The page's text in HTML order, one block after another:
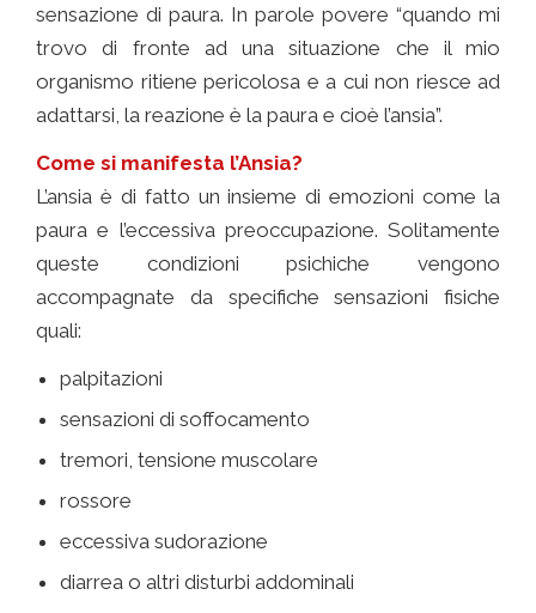
sensazione di paura. In parole povere “quando mi
trovo di fronte ad una situazione che il mio
organismo ritiene pericolosa e a cui non riesce ad
adattarsi, la reazione è la paura e cioè l’ansia”.
Come si manifesta l’Ansia?
L’ansia è di fatto un insieme di emozioni come la
paura e l’eccessiva preoccupazione. Solitamente
queste condizioni psichiche vengono
accompagnate da specifiche sensazioni fisiche
quali:
palpitazioni
sensazioni di soffocamento
tremori, tensione muscolare
rossore
eccessiva sudorazione
diarrea o altri disturbi addominali